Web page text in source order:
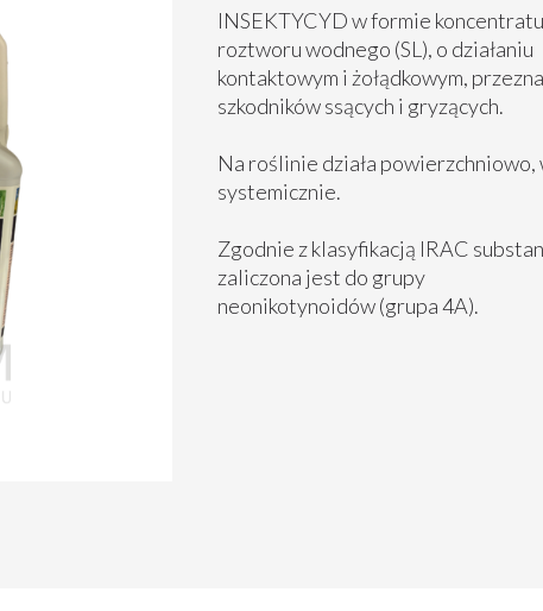
INSEKTYCYD w formie
roztworu wodnego (SL), o działaniu
kontaktowym i żołądkowym,
szkodników ssących i gryzących.
Na roślinie działa powierzchniowo,
systemicznie.
Zgodnie z klasyfikacją IRAC
zaliczona jest do grupy
neonikotynoidów (grupa 4A).